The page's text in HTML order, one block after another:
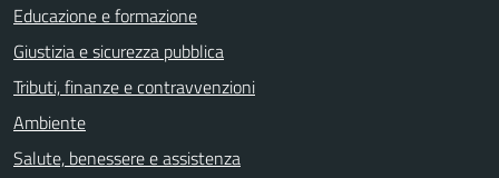
Educazione e formazione
Giustizia e sicurezza pubblica
Tributi, finanze e contravvenzioni
Ambiente
Salute, benessere e assistenza